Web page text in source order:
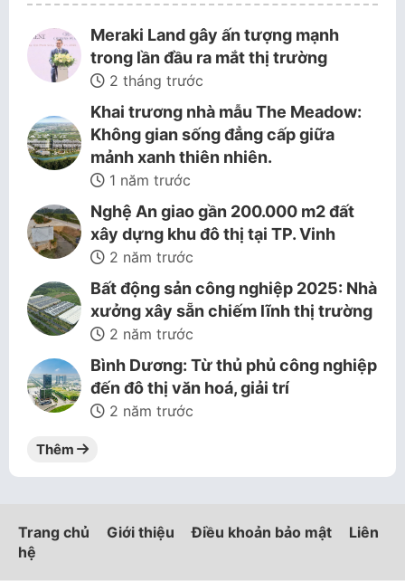
Meraki Land gây ấn tượng mạnh
trong lần đầu ra mắt thị trường
2 tháng trước
Khai trương nhà mẫu The Meadow:
Không gian sống đẳng cấp giữa
mảnh xanh thiên nhiên.
1 năm trước
Nghệ An giao gần 200.000 m2 đất
xây dựng khu đô thị tại TP. Vinh
2 năm trước
Bất động sản công nghiệp 2025: Nhà
xưởng xây sẵn chiếm lĩnh thị trường
2 năm trước
Bình Dương: Từ thủ phủ công nghiệp
đến đô thị văn hoá, giải trí
2 năm trước
Thêm
Trang chủ Giới thiệu Điều khoản bảo mật
Liên
hệ